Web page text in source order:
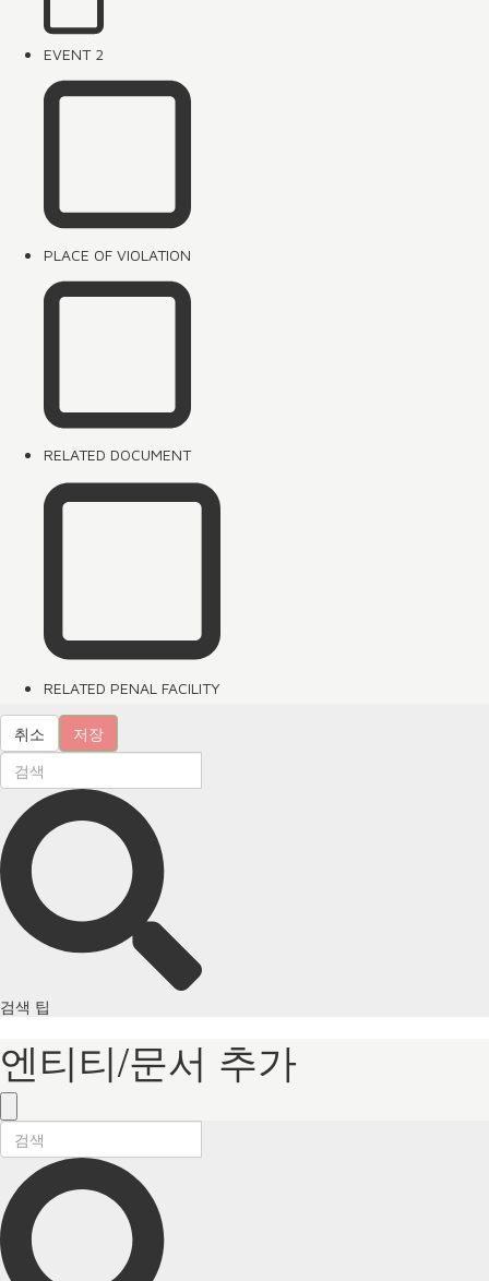
EVENT 2
PLACE OF VIOLATION
RELATED DOCUMENT
RELATED PENAL FACILITY
취소 저장
검색 팁
엔티티/문서 추가